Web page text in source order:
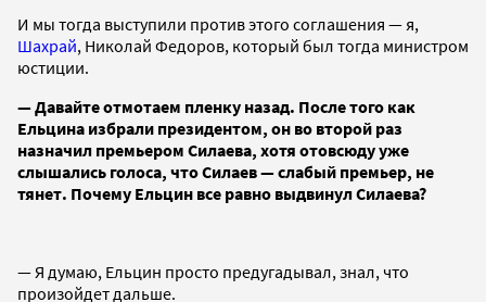
И мы тогда выступили против этого соглашения — я,
Шахрай, Николай Федоров, который был тогда министром
юстиции.
— Давайте отмотаем пленку назад. После того как
Ельцина избрали президентом, он во второй раз
назначил премьером Силаева, хотя отовсюду уже
слышались голоса, что Силаев — слабый премьер, не
тянет. Почему Ельцин все равно выдвинул Силаева?
— Я думаю, Ельцин просто предугадывал, знал, что
произойдет дальше.